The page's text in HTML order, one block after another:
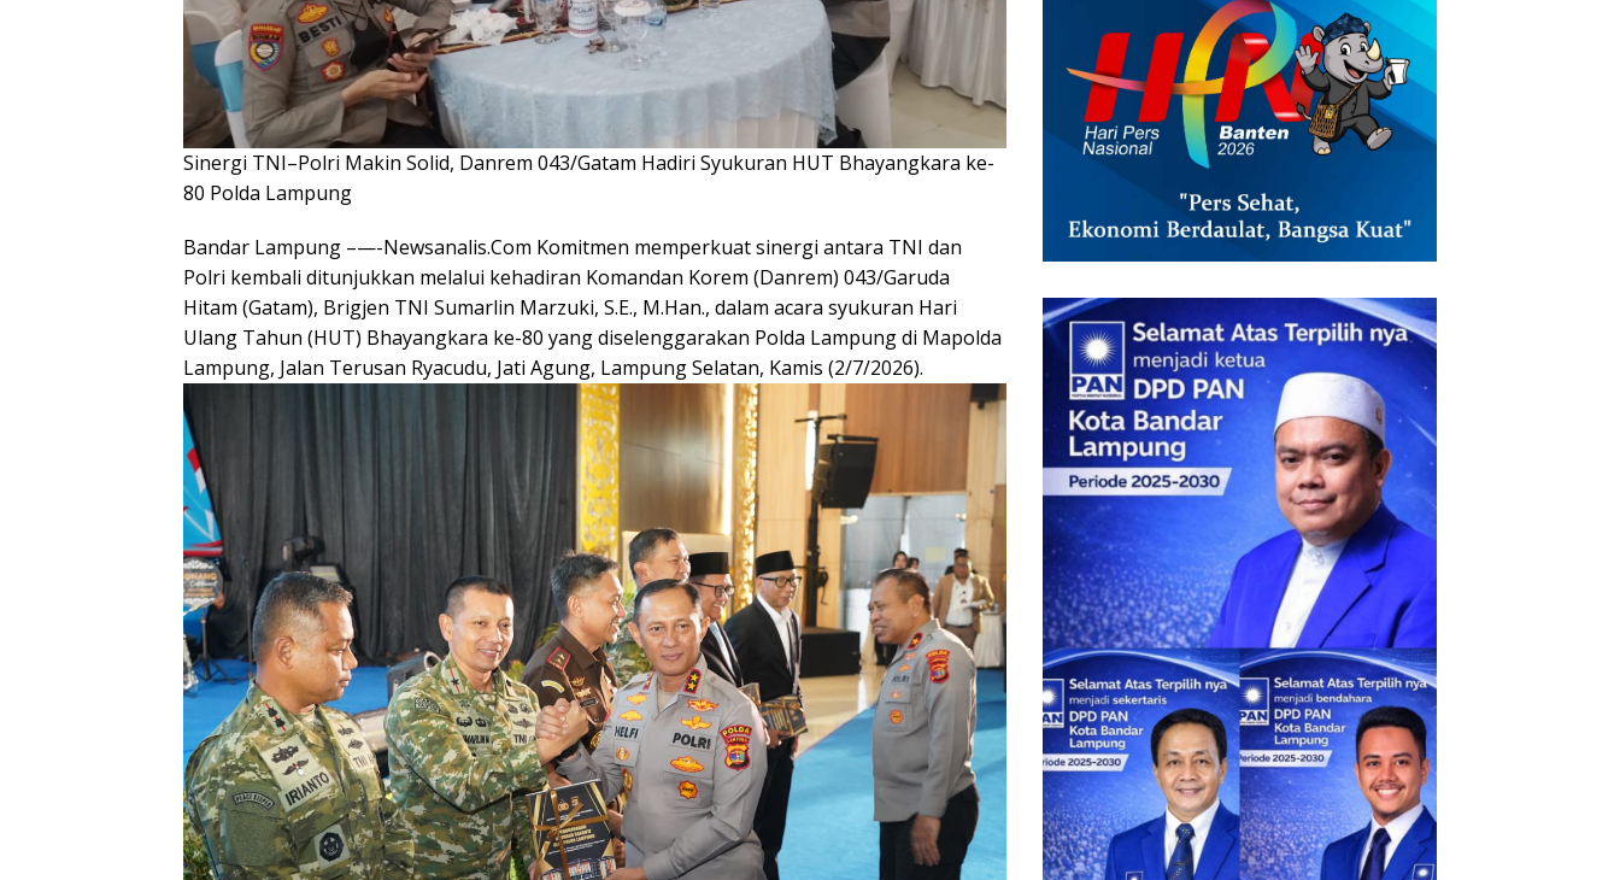
Sinergi TNI–Polri Makin Solid, Danrem 043/Gatam Hadiri Syukuran HUT Bhayangkara ke-
80 Polda Lampung
Bandar Lampung –—-Newsanalis.Com Komitmen memperkuat sinergi antara TNI dan
Polri kembali ditunjukkan melalui kehadiran Komandan Korem (Danrem) 043/Garuda
Hitam (Gatam), Brigjen TNI Sumarlin Marzuki, S.E., M.Han., dalam acara syukuran Hari
Ulang Tahun (HUT) Bhayangkara ke-80 yang diselenggarakan Polda Lampung di Mapolda
Lampung, Jalan Terusan Ryacudu, Jati Agung, Lampung Selatan, Kamis (2/7/2026).